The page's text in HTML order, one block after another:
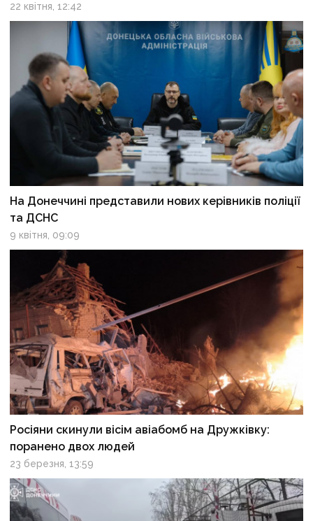
22 квітня, 12:42
На Донеччині представили нових керівників поліції
та ДСНС
9 квітня, 09:09
Росіяни скинули вісім авіабомб на Дружківку:
поранено двох людей
23 березня, 13:59